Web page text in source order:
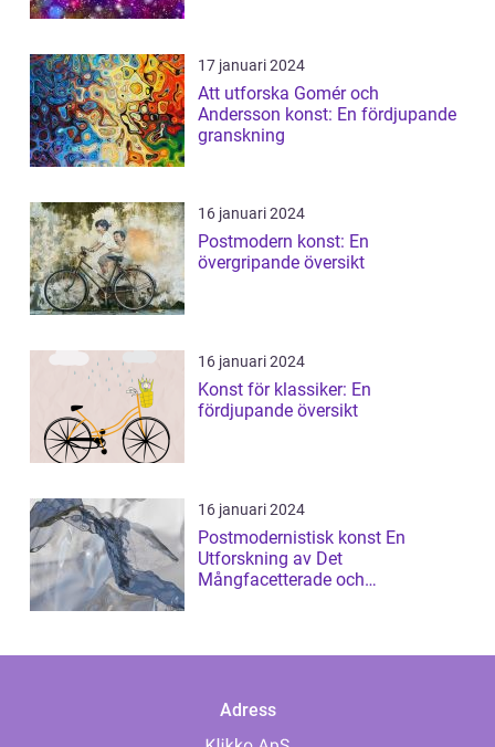
17 januari 2024
Att utforska Gomér och
Andersson konst: En fördjupande
granskning
16 januari 2024
Postmodern konst: En
övergripande översikt
16 januari 2024
Konst för klassiker: En
fördjupande översikt
16 januari 2024
Postmodernistisk konst En
Utforskning av Det
Mångfacetterade och
Adress